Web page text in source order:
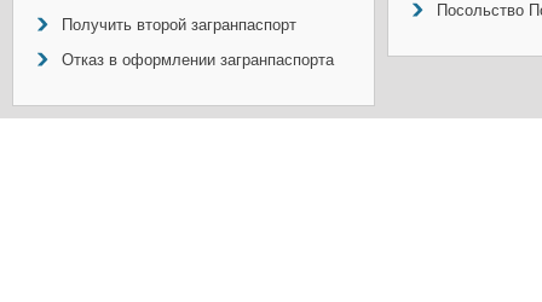
Получить второй загранпаспорт
Отказ в оформлении загранпаспорта
Посольство